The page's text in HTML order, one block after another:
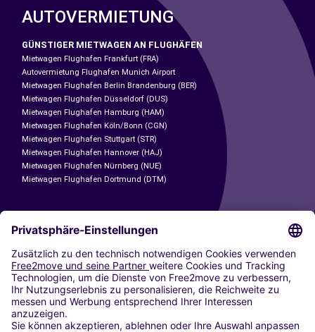
AUTOVERMIETUNG
GÜNSTIGER MIETWAGEN AN FLUGHÄFEN
Mietwagen Flughafen Frankfurt (FRA)
Autovermietung Flughafen Munich Airport
Mietwagen Flughafen Berlin Brandenburg (BER)
Mietwagen Flughafen Düsseldorf (DUS)
Mietwagen Flughafen Hamburg (HAM)
Mietwagen Flughafen Köln/Bonn (CGN)
Mietwagen Flughafen Stuttgart (STR)
Mietwagen Flughafen Hannover (HAJ)
Mietwagen Flughafen Nürnberg (NUE)
Mietwagen Flughafen Dortmund (DTM)
CARSHARING
UNSERE STÄDTE
Paris
Madrid
Washington DC
Mailand
Rom